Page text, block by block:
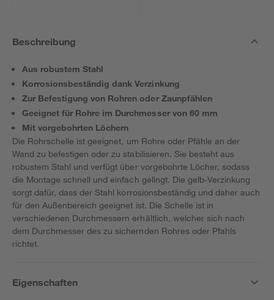
Beschreibung
Aus robustem Stahl
Korrosionsbeständig dank Verzinkung
Zur Befestigung von Rohren oder Zaunpfählen
Geeignet für Rohre im Durchmesser von 60 mm
Mit vorgebohrten Löchern
Die Rohrschelle ist geeignet, um Rohre oder Pfähle an der
Wand zu befestigen oder zu stabilisieren. Sie besteht aus
robustem Stahl und verfügt über vorgebohrte Löcher, sodass
die Montage schnell und einfach gelingt. Die gelb-Verzinkung
sorgt dafür, dass der Stahl korrosionsbeständig und daher auch
für den Außenbereich geeignet ist. Die Schelle ist in
verschiedenen Durchmessern erhältlich, welcher sich nach
dem Durchmesser des zu sichernden Rohres oder Pfahls
richtet.
Eigenschaften